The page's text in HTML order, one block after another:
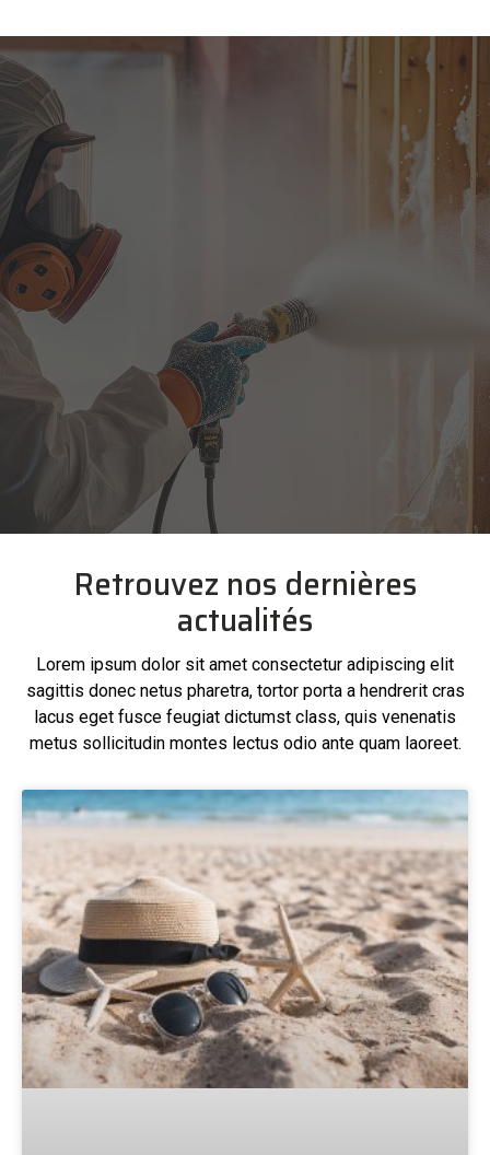
Retrouvez nos dernières
actualités
Lorem ipsum dolor sit amet consectetur adipiscing elit
sagittis donec netus pharetra, tortor porta a hendrerit cras
lacus eget fusce feugiat dictumst class, quis venenatis
metus sollicitudin montes lectus odio ante quam laoreet.